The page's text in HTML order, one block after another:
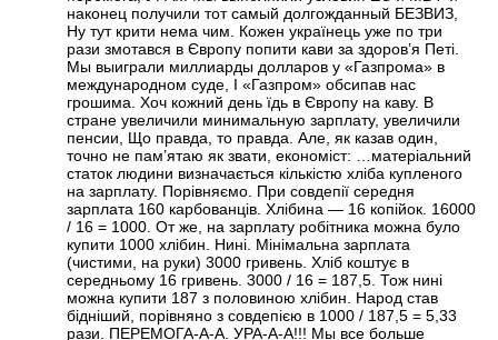
наконец получили тот самый долгожданный БЕЗВИЗ,
Ну тут крити нема чим. Кожен українець уже по три
рази змотався в Європу попити кави за здоров’я Петі.
Мы выиграли миллиарды долларов у «Газпрома» в
международном суде, І «Газпром» обсипав нас
грошима. Хоч кожний день їдь в Європу на каву. В
стране увеличили минимальную зарплату, увеличили
пенсии, Що правда, то правда. Але, як казав один,
точно не пам’ятаю як звати, економіст: …матеріальний
статок людини визначається кількістю хліба купленого
на зарплату. Порівняємо. При совдепії середня
зарплата 160 карбованців. Хлібина — 16 копійок. 16000
/ 16 = 1000. От же, на зарплату робітника можна було
купити 1000 хлібин. Нині. Мінімальна зарплата
(чистими, на руки) 3000 гривень. Хліб коштує в
середньому 16 гривень. 3000 / 16 = 187,5. Тож нині
можна купити 187 з половиною хлібин. Народ став
бідніший, порівняно з совдепією в 1000 / 187,5 = 5,33
рази. ПЕРЕМОГА-А-А. УРА-А-А!!! Мы все больше